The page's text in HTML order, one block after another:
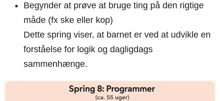
Begynder at prøve at bruge ting på den rigtige
måde (fx ske eller kop)
Dette spring viser, at barnet er ved at udvikle en
forståelse for logik og dagligdags
sammenhænge.